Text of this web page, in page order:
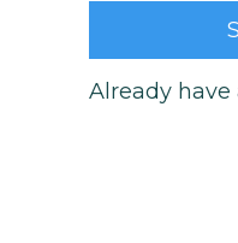
Already have